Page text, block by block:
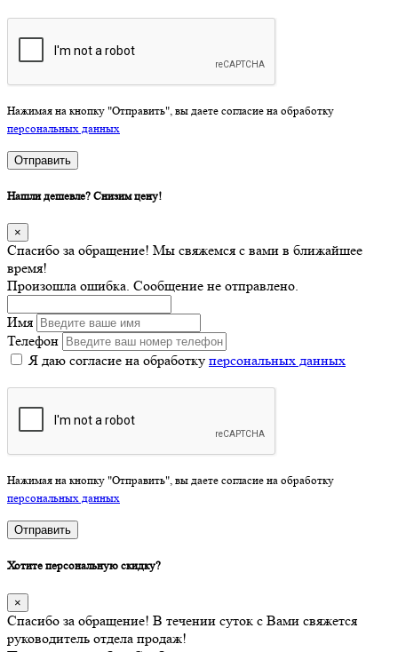
Нажимая на кнопку "Отправить", вы даете согласие на обработку
персональных данных
Отправить
Нашли дешевле? Снизим цену!
×
Спасибо за обращение! Мы свяжемся с вами в ближайшее
время!
Произошла ошибка. Сообщение не отправлено.
Имя
Телефон
Я даю согласие на обработку персональных данных
Нажимая на кнопку "Отправить", вы даете согласие на обработку
персональных данных
Отправить
Хотите персональную скидку?
×
Спасибо за обращение! В течении суток с Вами свяжется
руководитель отдела продаж!